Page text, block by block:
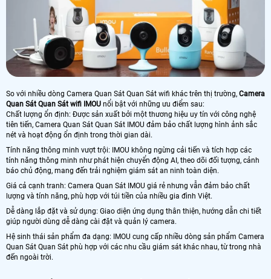
So với nhiều dòng Camera Quan Sát Quan Sát wifi khác trên thị trường, Camera
Quan Sát Quan Sát wifi IMOU nổi bật với những ưu điểm sau:
Chất lượng ổn định: Được sản xuất bởi một thương hiệu uy tín với công nghệ
tiên tiến, Camera Quan Sát Quan Sát IMOU đảm bảo chất lượng hình ảnh sắc
nét và hoạt động ổn định trong thời gian dài.
Tính năng thông minh vượt trội: IMOU không ngừng cải tiến và tích hợp các
tính năng thông minh như phát hiện chuyển động AI, theo dõi đối tượng, cảnh
báo chủ động, mang đến trải nghiệm giám sát an ninh toàn diện.
Giá cả cạnh tranh: Camera Quan Sát IMOU giá rẻ nhưng vẫn đảm bảo chất
lượng và tính năng, phù hợp với túi tiền của nhiều gia đình Việt.
Dễ dàng lắp đặt và sử dụng: Giao diện ứng dụng thân thiện, hướng dẫn chi tiết
giúp người dùng dễ dàng cài đặt và quản lý camera.
Hệ sinh thái sản phẩm đa dạng: IMOU cung cấp nhiều dòng sản phẩm Camera
Quan Sát Quan Sát phù hợp với các nhu cầu giám sát khác nhau, từ trong nhà
đến ngoài trời.